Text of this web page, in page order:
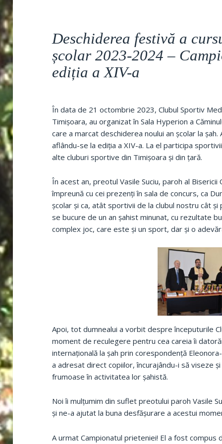
Deschiderea festivă a
școlar 2023-2024 –
ediția a XIV-a
În data de 21 octombrie 2023, Clubul Sportiv
Timișoara, au organizat în Sala Hyperion a
care a marcat deschiderea noului an școlar la
aflându-se la ediția a XIV-a. La el participa
alte cluburi sportive din Timișoara și din țară.
În acest an, preotul Vasile Suciu, paroh al
împreună cu cei prezenți în sala de concurs, ca
școlar și ca, atât sportivii de la clubul nostru cât
se bucure de un an șahist minunat, cu rezultate
complex joc, care este și un sport, dar și o
Apoi, tot dumnealui a vorbit despre începuturile
moment de reculegere pentru cea careia îi
internațională la șah prin corespondență
a adresat direct copiilor, încurajându-i să viseze
frumoase în activitatea lor șahistă.
Noi îi mulțumim din suflet preotului paroh Vasile
și ne-a ajutat la buna desfășurare a acestui
A urmat Campionatul prieteniei! El a fost compus